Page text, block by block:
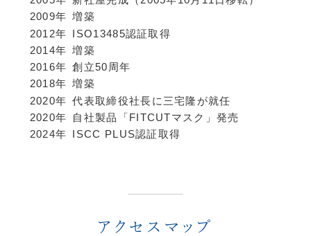
2009年 増築
2012年
ISO13485認証取得
2014年 増築
2016年 創立50周年
2018年 増築
2020年 代表取締役社長に三宅隆が就任
2020年
自社製品「FITCUTマスク」発売
2024年
ISCC PLUS認証取得
アクセスマップ